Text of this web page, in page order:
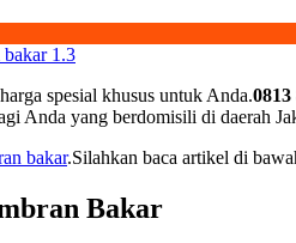
bakar 1.3
spesial khusus untuk Anda.
Anda yang berdomisili di daerah
bakar.Silahkan baca artikel di
Bakar